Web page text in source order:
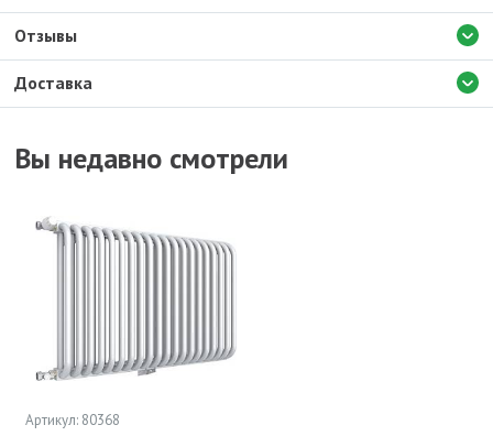
Доставка
Отзывы
Вы недавно смотрели
Артикул: 80368